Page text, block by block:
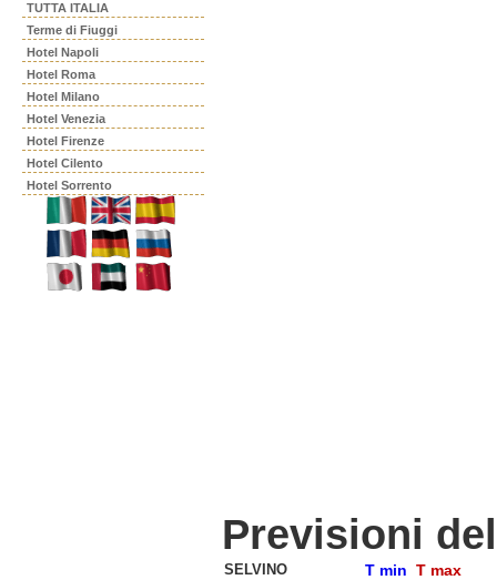
TUTTA ITALIA
Terme di Fiuggi
Hotel Napoli
Hotel Roma
Hotel Milano
Hotel Venezia
Hotel Firenze
Hotel Cilento
Hotel Sorrento
Previsioni
SELVINO T min T max